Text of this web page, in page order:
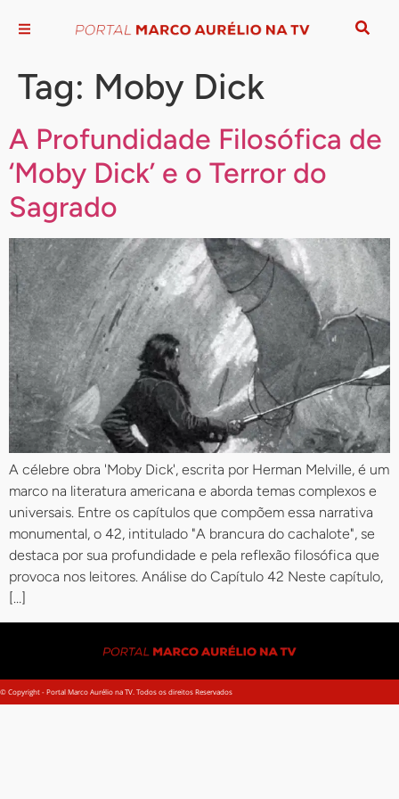
Tag: Moby Dick
A Profundidade Filosófica de
‘Moby Dick’ e o Terror do
Sagrado
A célebre obra 'Moby Dick', escrita por Herman Melville, é um
marco na literatura americana e aborda temas complexos e
universais. Entre os capítulos que compõem essa narrativa
monumental, o 42, intitulado "A brancura do cachalote", se
destaca por sua profundidade e pela reflexão filosófica que
provoca nos leitores. Análise do Capítulo 42 Neste capítulo,
[…]
© Copyright - Portal Marco Aurélio na TV. Todos os direitos Reservados